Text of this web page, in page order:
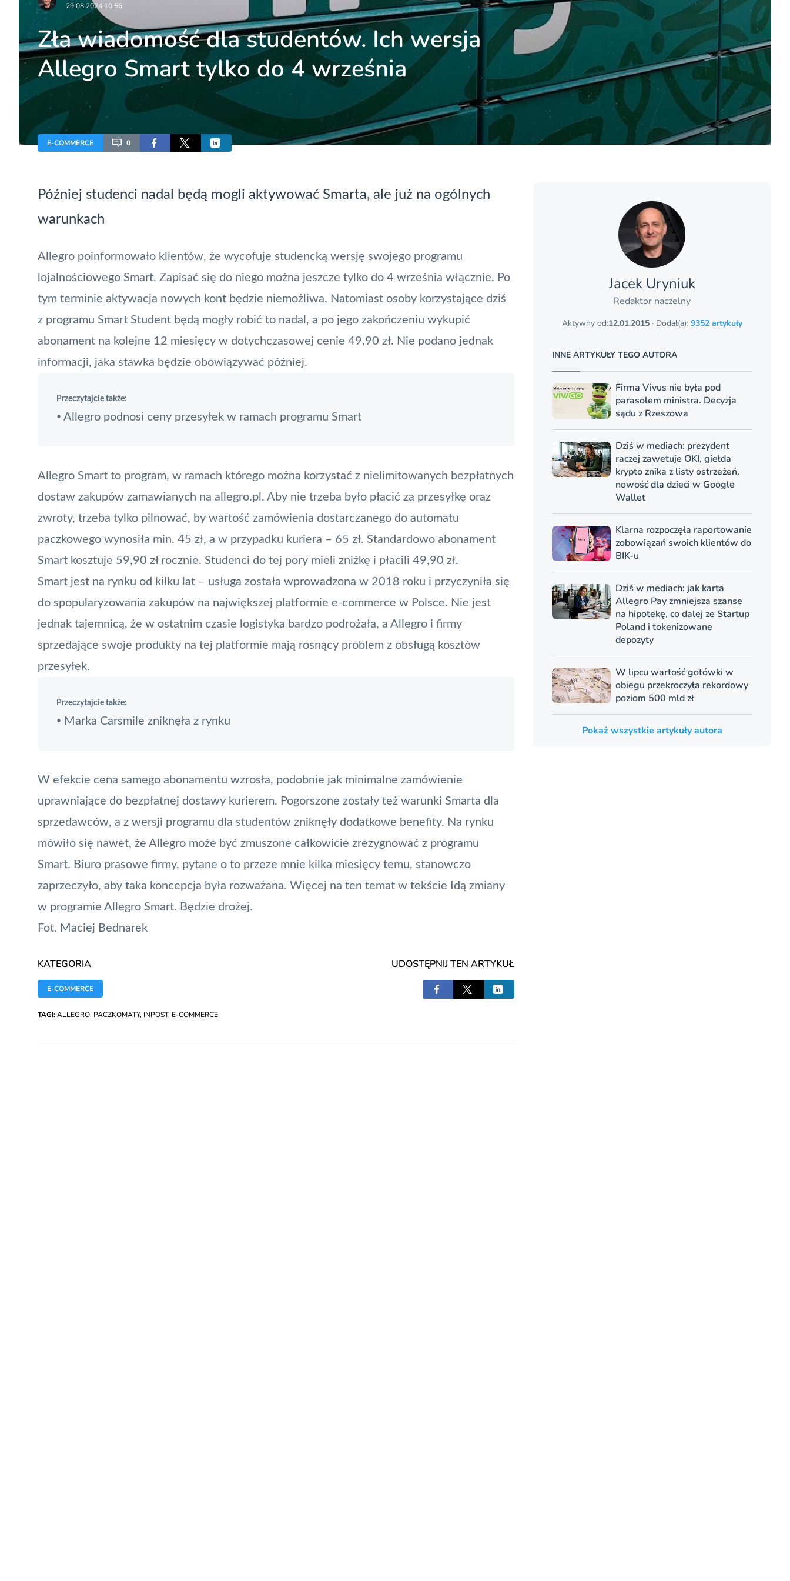
29.08.2024 10:56
Zła wiadomość dla studentów. Ich wersja
Allegro Smart tylko do 4 września
E-COMMERCE 0
Później studenci nadal będą mogli aktywować Smarta, ale już na ogólnych
warunkach
Allegro poinformowało klientów, że wycofuje studencką wersję swojego programu
lojalnościowego Smart. Zapisać się do niego można jeszcze tylko do 4 września włącznie. Po
tym terminie aktywacja nowych kont będzie niemożliwa. Natomiast osoby korzystające dziś
z programu Smart Student będą mogły robić to nadal, a po jego zakończeniu wykupić
abonament na kolejne 12 miesięcy w dotychczasowej cenie 49,90 zł. Nie podano jednak
informacji, jaka stawka będzie obowiązywać później.
Przeczytajcie także:
• Allegro podnosi ceny przesyłek w ramach programu Smart
Allegro Smart to program, w ramach którego można korzystać z nielimitowanych bezpłatnych
dostaw zakupów zamawianych na allegro.pl. Aby nie trzeba było płacić za przesyłkę oraz
zwroty, trzeba tylko pilnować, by wartość zamówienia dostarczanego do automatu
paczkowego wynosiła min. 45 zł, a w przypadku kuriera – 65 zł. Standardowo abonament
Smart kosztuje 59,90 zł rocznie. Studenci do tej pory mieli zniżkę i płacili 49,90 zł.
Smart jest na rynku od kilku lat – usługa została wprowadzona w 2018 roku i przyczyniła się
do spopularyzowania zakupów na największej platformie e-commerce w Polsce. Nie jest
jednak tajemnicą, że w ostatnim czasie logistyka bardzo podrożała, a Allegro i firmy
sprzedające swoje produkty na tej platformie mają rosnący problem z obsługą kosztów
przesyłek.
Przeczytajcie także:
• Marka Carsmile zniknęła z rynku
W efekcie cena samego abonamentu wzrosła, podobnie jak minimalne zamówienie
uprawniające do bezpłatnej dostawy kurierem. Pogorszone zostały też warunki Smarta dla
sprzedawców, a z wersji programu dla studentów zniknęły dodatkowe benefity. Na rynku
mówiło się nawet, że Allegro może być zmuszone całkowicie zrezygnować z programu
Smart. Biuro prasowe firmy, pytane o to przeze mnie kilka miesięcy temu, stanowczo
zaprzeczyło, aby taka koncepcja była rozważana. Więcej na ten temat w tekście
Idą zmiany
w programie Allegro Smart. Będzie drożej.
Fot. Maciej Bednarek
KATEGORIA
E-COMMERCE
UDOSTĘPNIJ TEN ARTYKUŁ
TAGI:ALLEGRO, PACZKOMATY, INPOST, E-COMMERCE
Jacek Uryniuk
Redaktor naczelny
Aktywny od:12.01.2015· Dodał(a): 9352 artykuły
INNE ARTYKUŁY TEGO AUTORA
Firma Vivus nie była pod
parasolem ministra. Decyzja
sądu z Rzeszowa
Dziś w mediach: prezydent
raczej zawetuje OKI, giełda
krypto znika z listy ostrzeżeń,
nowość dla dzieci w Google
Wallet
Klarna rozpoczęła raportowanie
zobowiązań swoich klientów do
BIK-u
Dziś w mediach: jak karta
Allegro Pay zmniejsza szanse
na hipotekę, co dalej ze Startup
Poland i tokenizowane
depozyty
W lipcu wartość gotówki w
obiegu przekroczyła rekordowy
poziom 500 mld zł
Pokaż wszystkie artykuły autora